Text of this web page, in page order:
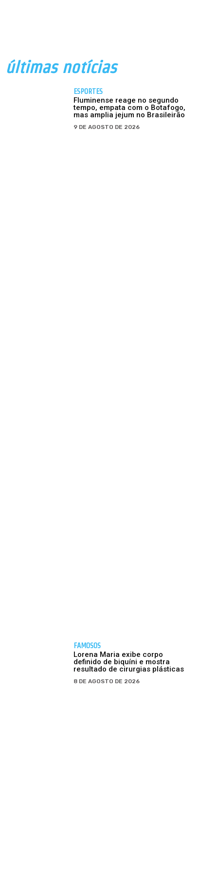
últimas notícias
ESPORTES
Fluminense reage no segundo
tempo, empata com o Botafogo,
mas amplia jejum no Brasileirão
9 DE AGOSTO DE 2026
FAMOSOS
Lorena Maria exibe corpo
definido de biquíni e mostra
resultado de cirurgias plásticas
8 DE AGOSTO DE 2026